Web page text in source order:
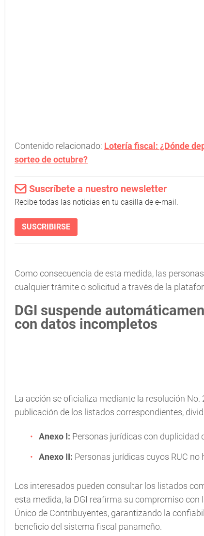
Contenido relacionado: Lotería fiscal: ¿Dónde
sorteo de octubre?
Suscríbete a nuestro newsletter
Recibe todas las noticias en tu casilla de e-mail.
SUSCRIBIRSE
Como consecuencia de esta medida, las
cualquier trámite o solicitud a través de la
DGI suspende
con datos incompletos
La acción se oficializa mediante la resolución
publicación de los listados correspondientes,
Anexo I: Personas jurídicas con duplicidad
Anexo II: Personas jurídicas cuyos RUC
Los interesados pueden consultar los listados
esta medida, la DGI reafirma su compromiso
Único de Contribuyentes, garantizando la
beneficio del sistema fiscal panameño.